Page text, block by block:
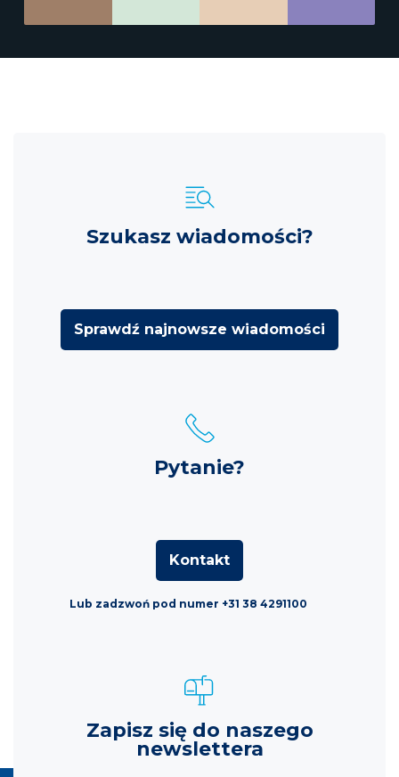
Szukasz wiadomości?
Sprawdź najnowsze wiadomości
Pytanie?
Kontakt
Lub zadzwoń pod numer +31 38 4291100
Zapisz się do naszego
newslettera